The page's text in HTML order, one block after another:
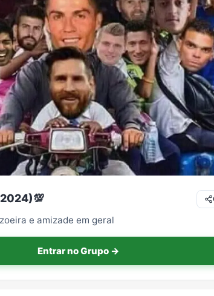
e amizade em geral
Entrar no Grupo →